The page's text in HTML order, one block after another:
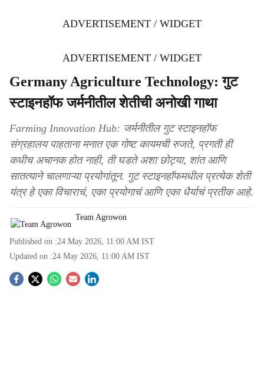
ADVERTISEMENT / WIDGET
ADVERTISEMENT / WIDGET
Germany Agriculture Technology: गुट
स्टाइनहॉफ जर्मनीतील शेतीची अनोखी गाथा
Farming Innovation Hub: जर्मनीतील गुट स्टाइनहॉफ
संग्रहालय पाहताना मनात एक गोष्ट कायमची रुजते, प्रगती ही
कधीच अचानक होत नाही, ती घडते अशा छोट्या, शांत आणि
सातत्याने चालणाऱ्या प्रयोगांतून. गुट स्टाइनहॉफमधील प्रत्येक शेती
यंत्र हे एका विचाराचं, एका प्रयोगाचं आणि एका धैर्याचं प्रतीक आहे.
Team Agrowon
Published on :24 May 2026, 11:00 AM IST
Updated on :24 May 2026, 11:00 AM IST
S